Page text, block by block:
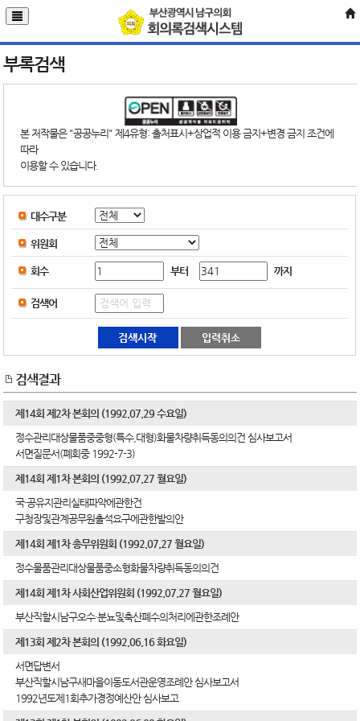
부록검색
본 저작물은 "공공누리" 제4유형: 출처표시+상업적 이용 금지+변경 금지 조건에
따라
이용할 수 있습니다.
대수구분
위원회
회수 부터 까지
검색어
검색결과
제14회 제2차 본회의 (1992.07.29 수요일)
정수관리대상물품중중형(특수,대형)화물차량취득동의의건 심사보고서
서면질문서(폐회중 1992-7-3)
제14회 제1차 본회의 (1992.07.27 월요일)
국·공유지관리실태파악에관한건
구청장및관계공무원출석요구에관한발의안
제14회 제1차 총무위원회 (1992.07.27 월요일)
정수물품관리대상물품중소형화물차량취득동의의건
제14회 제1차 사회산업위원회 (1992.07.27 월요일)
부산직할시남구오수·분뇨및축산폐수의처리에관한조례안
제13회 제2차 본회의 (1992.06.16 화요일)
서면답변서
부산직할시남구새마을이동도서관운영조례안 심사보고서
1992년도제1회추가경정예산안 심사보고